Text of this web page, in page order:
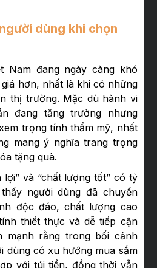
dùng khi chọn
Nam đang ngày càng khó
hơn, nhất là khi có những
thị trường. Mặc dù hành vi
đang tăng trưởng nhưng
trọng tính thẩm mỹ, nhất
mang ý nghĩa trang trọng
tặng quà.
và “chất lượng tốt” có tỷ
người dùng đã chuyển
độc đáo, chất lượng cao
thiết thực và dễ tiếp cận
mạnh rằng trong bối cảnh
dùng có xu hướng mua sắm
với túi tiền, đồng thời vẫn